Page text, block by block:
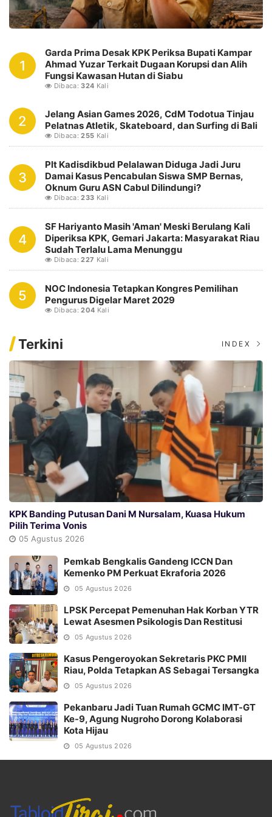
1
Garda Prima Desak KPK Periksa Bupati Kampar
Ahmad Yuzar Terkait Dugaan Korupsi dan Alih
Fungsi Kawasan Hutan di Siabu
Dibaca:324 Kali
2
Jelang Asian Games 2026, CdM Todotua Tinjau
Pelatnas Atletik, Skateboard, dan Surfing di Bali
Dibaca:255 Kali
3
Plt Kadisdikbud Pelalawan Diduga Jadi Juru
Damai Kasus Pencabulan Siswa SMP Bernas,
Oknum Guru ASN Cabul Dilindungi?
Dibaca:233 Kali
4
SF Hariyanto Masih 'Aman' Meski Berulang Kali
Diperiksa KPK, Gemari Jakarta: Masyarakat Riau
Sudah Terlalu Lama Menunggu
Dibaca:227 Kali
5
NOC Indonesia Tetapkan Kongres Pemilihan
Pengurus Digelar Maret 2029
Dibaca:204 Kali
Terkini INDEX
KPK Banding Putusan Dani M Nursalam, Kuasa Hukum
Pilih Terima Vonis
05 Agustus 2026
Pemkab Bengkalis Gandeng ICCN Dan
Kemenko PM Perkuat Ekraforia 2026
05 Agustus 2026
LPSK Percepat Pemenuhan Hak Korban YTR
Lewat Asesmen Psikologis Dan Restitusi
05 Agustus 2026
Kasus Pengeroyokan Sekretaris PKC PMII
Riau, Polda Tetapkan AS Sebagai Tersangka
05 Agustus 2026
Pekanbaru Jadi Tuan Rumah GCMC IMT-GT
Ke-9, Agung Nugroho Dorong Kolaborasi
Kota Hijau
05 Agustus 2026